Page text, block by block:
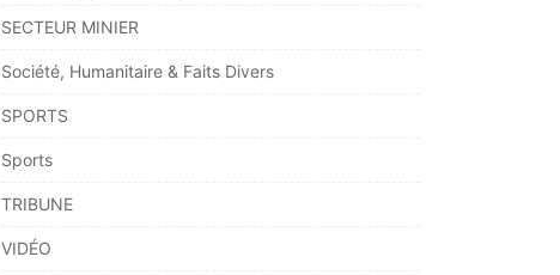
SECTEUR MINIER
Société, Humanitaire & Faits Divers
SPORTS
Sports
TRIBUNE
VIDÉO